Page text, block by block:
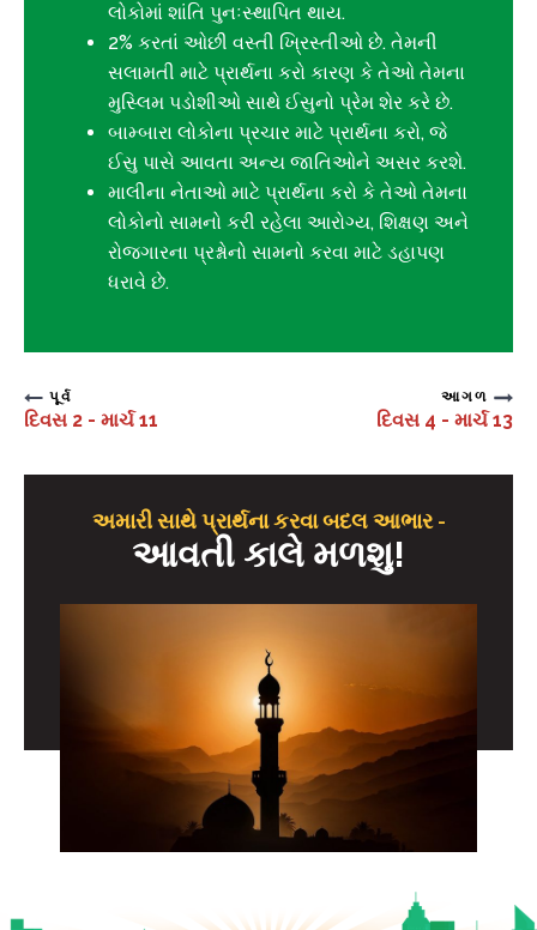
લોકોમાં શાંતિ પુનઃસ્થાપિત થાય.
2% કરતાં ઓછી વસ્તી ખ્રિસ્તીઓ છે. તેમની
સલામતી માટે પ્રાર્થના કરો કારણ કે તેઓ તેમના
મુસ્લિમ પડોશીઓ સાથે ઈસુનો પ્રેમ શેર કરે છે.
બામ્બારા લોકોના પ્રચાર માટે પ્રાર્થના કરો, જે
ઈસુ પાસે આવતા અન્ય જાતિઓને અસર કરશે.
માલીના નેતાઓ માટે પ્રાર્થના કરો કે તેઓ તેમના
લોકોનો સામનો કરી રહેલા આરોગ્ય, શિક્ષણ અને
રોજગારના પ્રશ્નોનો સામનો કરવા માટે ડહાપણ
ધરાવે છે.
પૂર્વ
દિવસ 2 - માર્ચ 11
આગળ
દિવસ 4 - માર્ચ 13
અમારી સાથે પ્રાર્થના કરવા બદલ આભાર -
આવતી કાલે મળશુ!